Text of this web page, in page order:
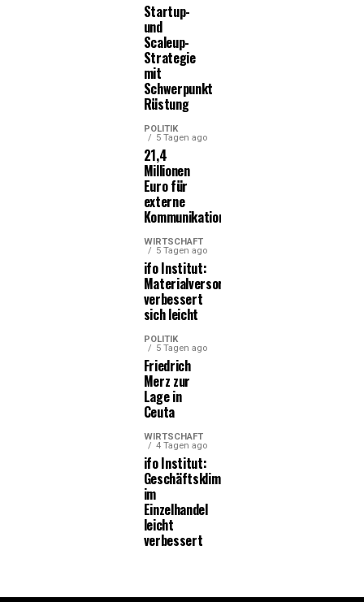
Startup-
und
Scaleup-
Strategie
mit
Schwerpunkt
Rüstung
POLITIK
5 Tagen ago
21,4
Millionen
Euro für
externe
Kommunikationsleistungen
WIRTSCHAFT
5 Tagen ago
ifo Institut:
Materialversorgung
verbessert
sich leicht
POLITIK
5 Tagen ago
Friedrich
Merz zur
Lage in
Ceuta
WIRTSCHAFT
4 Tagen ago
ifo Institut:
Geschäftsklima
im
Einzelhandel
leicht
verbessert